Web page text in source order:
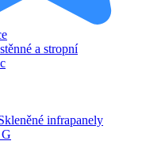
a stropní
infrapanely